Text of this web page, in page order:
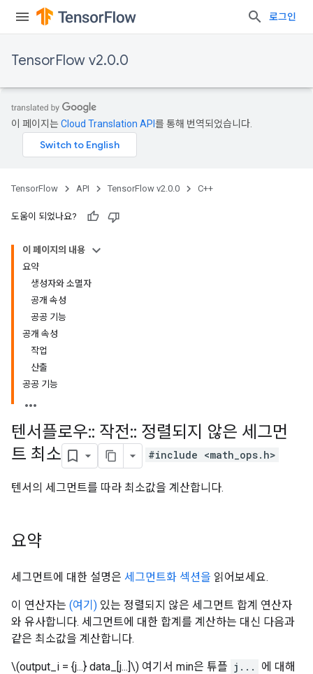
로그인
TensorFlow v2.0.0
이 페이지는Cloud Translation API 를 통해 번역되었습니다.
TensorFlow API TensorFlow v2.0.0 C++
도움이 되었나요?
이 페이지의 내용
요약
생성자와 소멸자
공개 속성
공공 기능
공개 속성
작업
산출
공공 기능
텐서플로우:: 작전:: 정렬되지 않은 세그먼
트 최소
#include <math_ops.h>
텐서의 세그먼트를 따라 최소값을 계산합니다.
요약
세그먼트에 대한 설명은 세그먼트화 섹션을 읽어보세요.
이 연산자는 (여기) 있는 정렬되지 않은 세그먼트 합계 연산자
와 유사합니다. 세그먼트에 대한 합계를 계산하는 대신 다음과
같은 최소값을 계산합니다.
\(output_i = {j...} data_[j...]\) 여기서 min은 튜플 j...
에 대해